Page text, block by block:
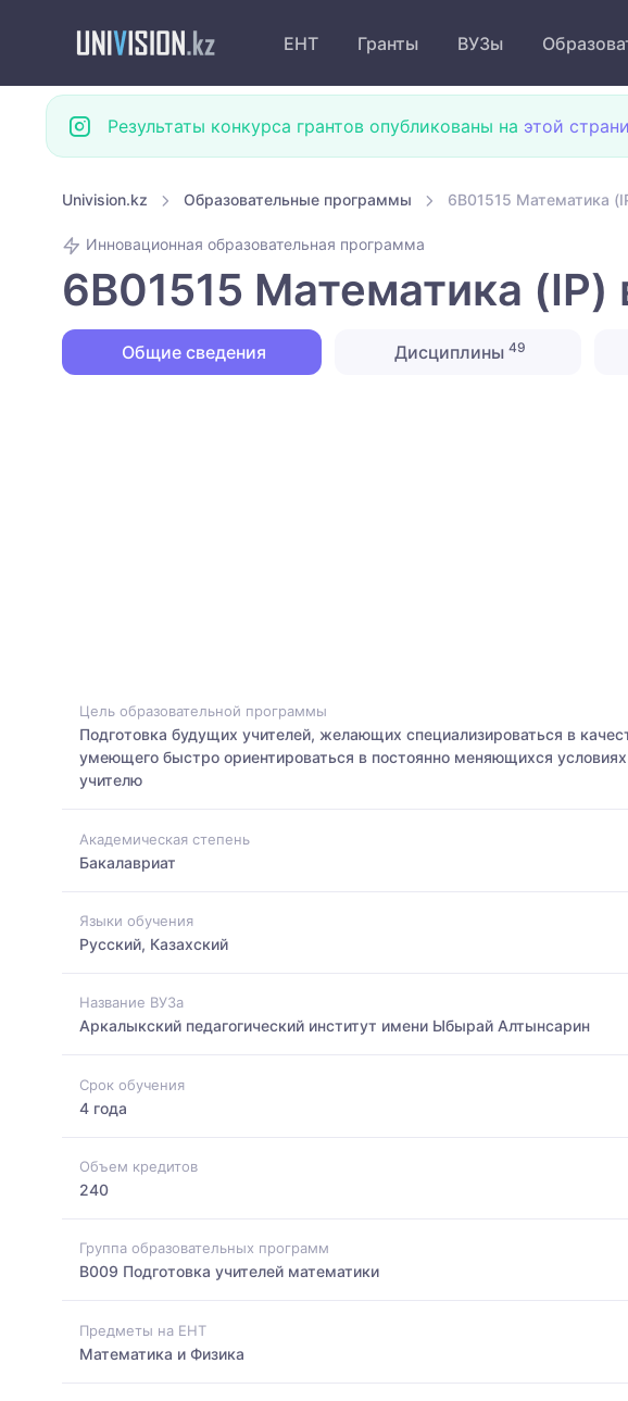
ЕНТ Гранты ВУЗы
Результаты конкурса грантов опубликованы на этой
Univision.kz Образовательные программы 6B01515 Математика
Инновационная образовательная программа
6B01515 Математика
Общие сведения Дисциплины 49
Цель образовательной программы
Подготовка будущих учителей, желающих специализироваться в
умеющего быстро ориентироваться в постоянно меняющихся
учителю
Академическая степень
Бакалавриат
Языки обучения
Русский, Казахский
Название ВУЗа
Аркалыкский педагогический институт имени Ыбырай Алтынсарин
Срок обучения
4 года
Объем кредитов
240
Группа образовательных программ
B009 Подготовка учителей математики
Предметы на ЕНТ
Математика и Физика